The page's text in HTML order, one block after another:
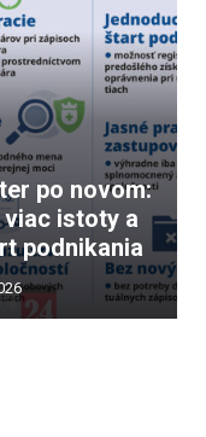
po novom:
viac istoty a
podnikania